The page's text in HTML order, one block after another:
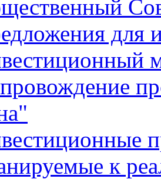
для
к